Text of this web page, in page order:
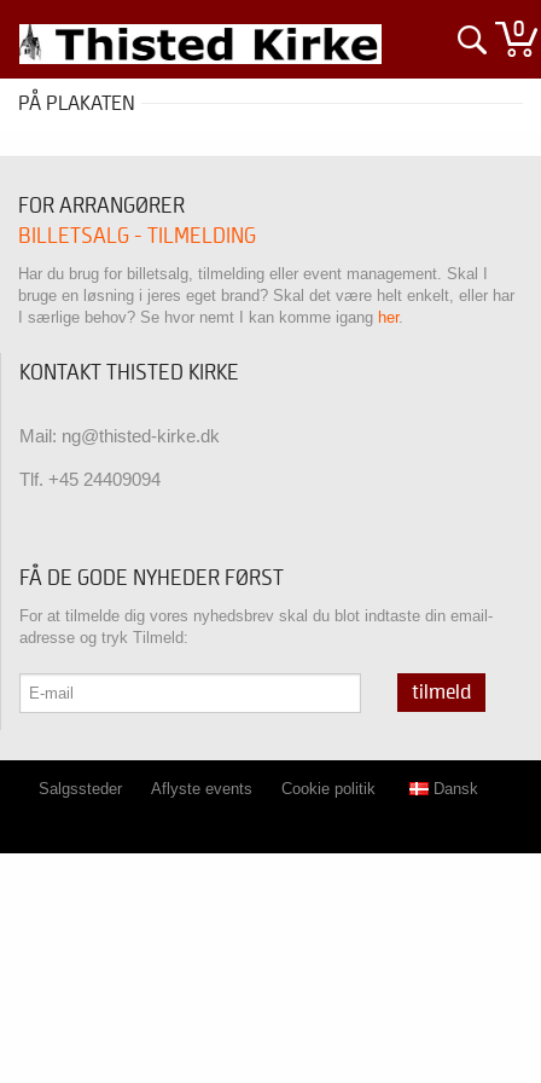
0
PÅ PLAKATEN
FOR ARRANGØRER
BILLETSALG - TILMELDING
Har du brug for billetsalg, tilmelding eller event management. Skal I
bruge en løsning i jeres eget brand? Skal det være helt enkelt, eller har
I særlige behov? Se hvor nemt I kan komme igang her.
KONTAKT THISTED KIRKE
Mail: ng@thisted-kirke.dk
Tlf. +45 24409094
FÅ DE GODE NYHEDER FØRST
For at tilmelde dig vores nyhedsbrev skal du blot indtaste din email-
adresse og tryk Tilmeld:
tilmeld
Salgssteder Aflyste events Cookie politik Dansk